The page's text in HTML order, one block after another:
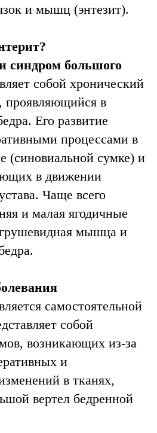
и мышц (энтезит).
синдром большого
собой хронический
проявляющийся в
Его развитие
процессами в
(синовиальной сумке) и
в движении
Чаще всего
и малая ягодичные
мышца и
самостоятельной
собой
возникающих из-за
и
в тканях,
вертел бедренной